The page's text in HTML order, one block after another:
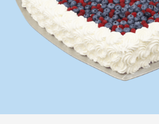
Кэнди Бар
Торты
О нас